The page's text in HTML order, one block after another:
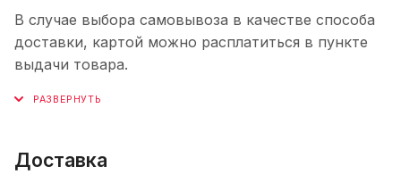
В случае выбора самовывоза в качестве способа
доставки, картой можно расплатиться в пункте
выдачи товара.
Доставка